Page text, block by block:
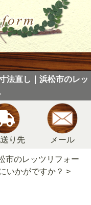
法直し｜浜松市のレッ
り先 メール
市のレッツリフォー
いかがですか？ >